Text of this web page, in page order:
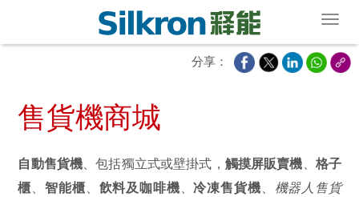
分享：
售貨機商城
自動售貨機、包括獨立式或壁掛式， 觸摸屏販賣機、 格子
櫃、智能櫃、 飲料及咖啡機、冷凍售貨機、 機器人售貨